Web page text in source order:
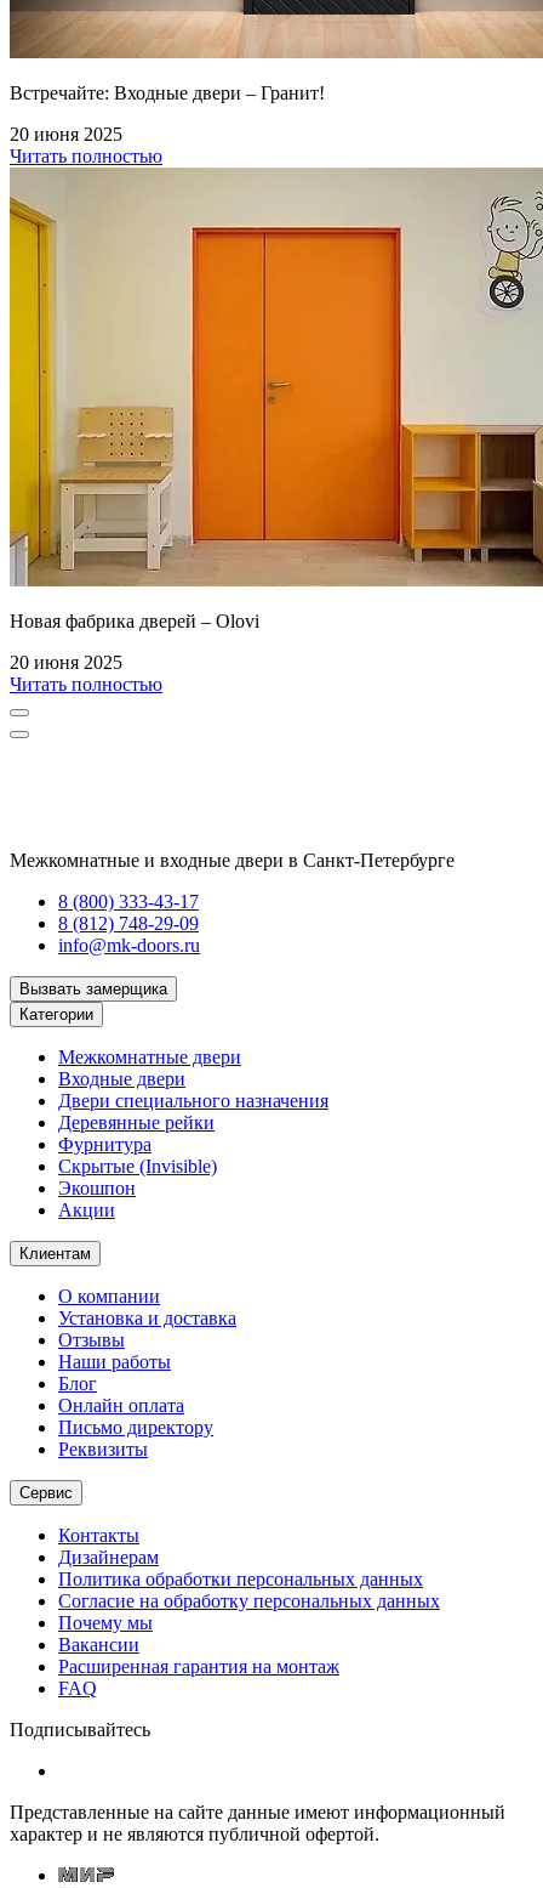
Встречайте: Входные двери – Гранит!
20 июня 2025
Читать полностью
Новая фабрика дверей – Olovi
20 июня 2025
Читать полностью
Межкомнатные и входные двери в Санкт-Петербурге
8 (800) 333-43-17
8 (812) 748-29-09
info@mk-doors.ru
Вызвать замерщика
Категории
Межкомнатные двери
Входные двери
Двери специального назначения
Деревянные рейки
Фурнитура
Скрытые (Invisible)
Экошпон
Акции
Клиентам
О компании
Установка и доставка
Отзывы
Наши работы
Блог
Онлайн оплата
Письмо директору
Реквизиты
Сервис
Контакты
Дизайнерам
Политика обработки персональных данных
Согласие на обработку персональных данных
Почему мы
Вакансии
Расширенная гарантия на монтаж
FAQ
Подписывайтесь
Представленные на сайте данные имеют информационный
характер и не являются публичной офертой.